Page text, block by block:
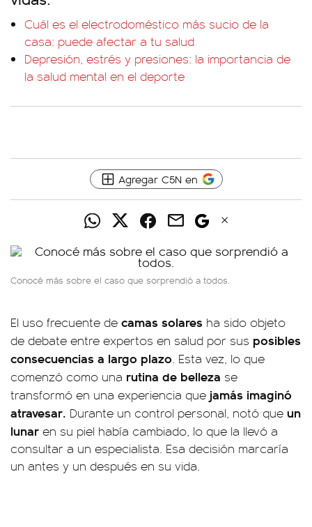
Cuál es el electrodoméstico más sucio de la
casa: puede afectar a tu salud
Depresión, estrés y presiones: la importancia de
la salud mental en el deporte
Agregar C5N en
Conocé más sobre el caso que sorprendió a todos.
El uso frecuente de camas solares ha sido objeto
de debate entre expertos en salud por sus posibles
consecuencias a largo plazo. Esta vez, lo que
comenzó como una rutina de belleza se
transformó en una experiencia que jamás imaginó
atravesar. Durante un control personal, notó que un
lunar en su piel había cambiado, lo que la llevó a
consultar a un especialista. Esa decisión marcaría
un antes y un después en su vida.